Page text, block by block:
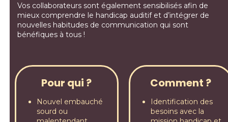
Vos collaborateurs sont également sensibilisés afin de
mieux comprendre le handicap auditif et d’intégrer de
nouvelles habitudes de communication qui sont
bénéfiques à tous !
Pour qui ?
Nouvel embauché
sourd ou
Comment ?
Identification des
besoins avec la